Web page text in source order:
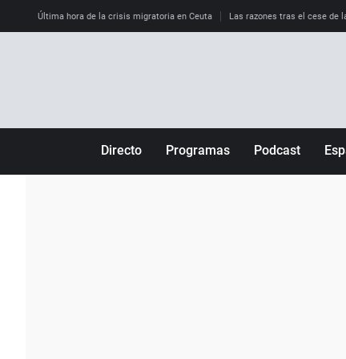
Última hora de la crisis migratoria en Ceuta Las razones tras el cese de
Directo Programas Podcast